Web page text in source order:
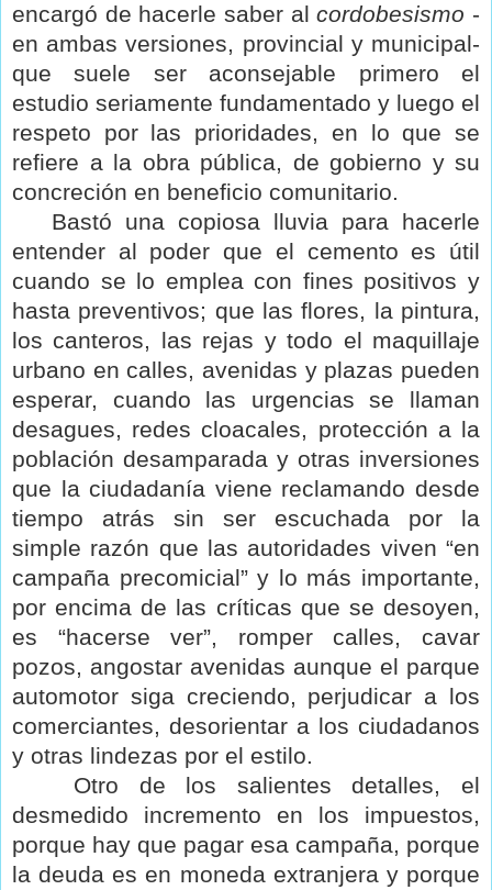
encargó de hacerle saber alcordobesismo -
en ambas versiones, provincial y municipal-
que suele ser aconsejable primero el
estudio seriamente fundamentado y luego el
respeto por las prioridades, en lo que se
refiere a la obra pública, de gobierno y su
concreción en beneficio comunitario.
Bastó una copiosa lluvia para hacerle
entender al poder que el cemento es útil
cuando se lo emplea con fines positivos y
hasta preventivos; que las flores, la pintura,
los canteros, las rejas y todo el maquillaje
urbano en calles, avenidas y plazas pueden
esperar, cuando las urgencias se llaman
desagues, redes cloacales, protección a la
población desamparada y otras inversiones
que la ciudadanía viene reclamando desde
tiempo atrás sin ser escuchada por la
simple razón que las autoridades viven “en
campaña precomicial” y lo más importante,
por encima de las críticas que se desoyen,
es “hacerse ver”, romper calles, cavar
pozos, angostar avenidas aunque el parque
automotor siga creciendo, perjudicar a los
comerciantes, desorientar a los ciudadanos
y otras lindezas por el estilo.
Otro de los salientes detalles, el
desmedido incremento en los impuestos,
porque hay que pagar esa campaña, porque
la deuda es en moneda extranjera y porque